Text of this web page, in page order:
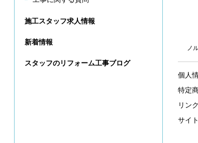
施工スタッフ求人情報
新着情報
スタッフのリフォーム工事ブログ
ノ
個人
特定
リン
サイ